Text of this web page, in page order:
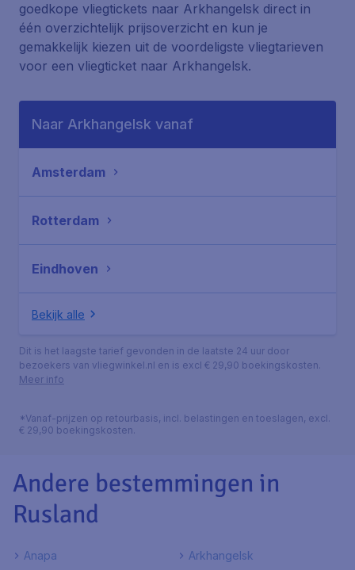
goedkope vliegtickets naar Arkhangelsk direct in
één overzichtelijk prijsoverzicht en kun je
gemakkelijk kiezen uit de voordeligste vliegtarieven
voor een vliegticket naar Arkhangelsk.
Naar Arkhangelsk vanaf
Amsterdam
Rotterdam
Eindhoven
Bekijk alle
Dit is het laagste tarief gevonden in de laatste 24 uur door
bezoekers van vliegwinkel.nl en is excl € 29,90 boekingskosten.
Meer info
*Vanaf-prijzen op retourbasis, incl. belastingen en toeslagen, excl.
€ 29,90 boekingskosten.
Andere bestemmingen in
Rusland
Anapa
Arkhangelsk